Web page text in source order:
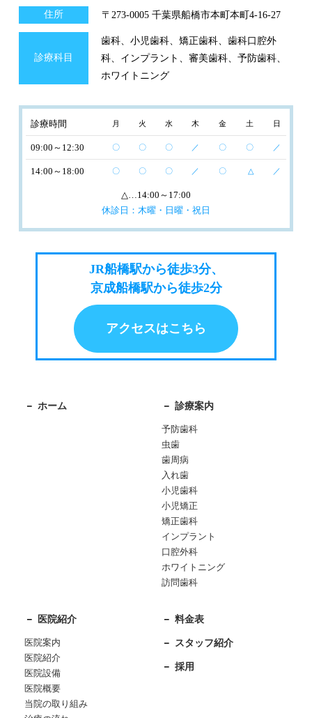
住所 〒273-0005 千葉県船橋市本町本町4-16-27
診療科目
歯科、小児歯科、矯正歯科、歯科口腔外
科、インプラント、審美歯科、予防歯科、
ホワイトニング
診療時間 月 火 水 木 金 土 日
09:00～12:30 〇 〇 〇 ／ 〇 〇 ／
14:00～18:00 〇 〇 〇 ／ 〇 △ ／
△…14:00～17:00
休診日：木曜・日曜・祝日
JR船橋駅から徒歩3分、
京成船橋駅から徒歩2分
アクセスはこちら
ホーム 診療案内
予防歯科
虫歯
歯周病
入れ歯
小児歯科
小児矯正
矯正歯科
インプラント
口腔外科
ホワイトニング
訪問歯科
医院紹介
医院案内
医院紹介
医院設備
医院概要
当院の取り組み
料金表
スタッフ紹介
採用